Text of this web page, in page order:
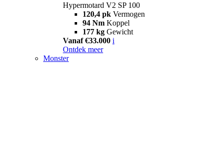
Hypermotard V2 SP 100
120,4 pk Vermogen
94 Nm Koppel
177 kg Gewicht
Vanaf €33.000 i
Ontdek meer
Monster